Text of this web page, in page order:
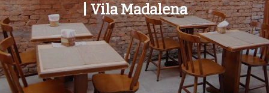
| Vila Madalena